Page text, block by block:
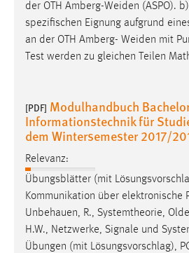
der OTH Amberg-Weiden (ASPO).
spezifischen Eignung aufgrund
an der OTH Amberg- Weiden mit
Test werden zu gleichen Teilen
[PDF] Modulhandbuch
Informationstechnik für
dem Wintersemester 2017/
Relevanz:
Übungsblätter (mit
Kommunikation über elektronische
Unbehauen, R., Systemtheorie,
H.W., Netzwerke, Signale und
Übungen (mit Lösungsvorschlag),